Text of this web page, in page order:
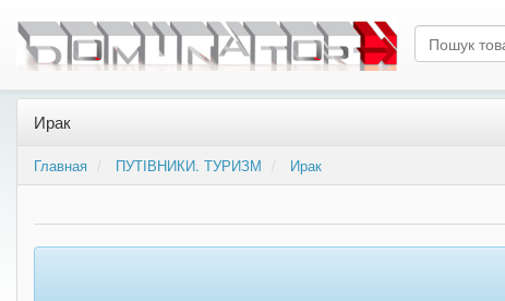
Ирак
Главная ПУТІВНИКИ. ТУРИЗМ Ирак